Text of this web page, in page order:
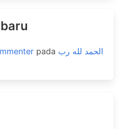
pada الحمد لله رب